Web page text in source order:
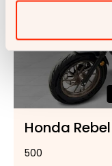
Honda Rebel
500